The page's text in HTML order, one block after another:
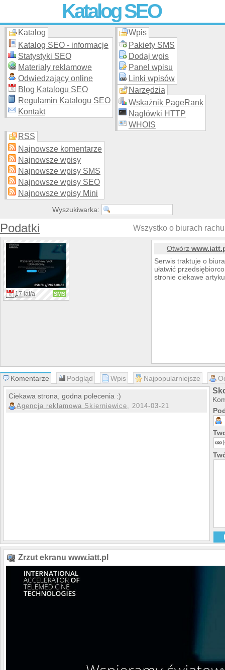
Katalog SEO
Skuteczna i promocja stron WWW –
moderowanego katalogu za darmo!
Katalog
Katalog SEO - informacje
Statystyki SEO
Materiały reklamowe
Odwiedzający online
Blog Katalogu SEO
Regulamin Katalogu SEO
Kontakt
Wpis
Pakiety SMS
Dodaj wpis
Panel wpisu
Linki wpisów
Narzędzia
Wskaźnik PageRank
Nagłówki HTTP
WHOIS
RSS
Najnowsze komentarze
Najnowsze wpisy
Najnowsze wpisy SMS
Najnowsze wpisy SEO
Najnowsze wpisy Mini
Wyszukiwarka:
Podatki Wszystko o biurach
17 lat/a SMS
Otwórz
Serwis traktuje o
ułatwić
stronie ciekawe
Komentarze Podgląd Wpis Najpopularniejsze
Ciekawa strona, godna polecenia :)
Agencja reklamowa Skierniewice, 2014-03-21
Zrzut ekranu www.iatt.pl